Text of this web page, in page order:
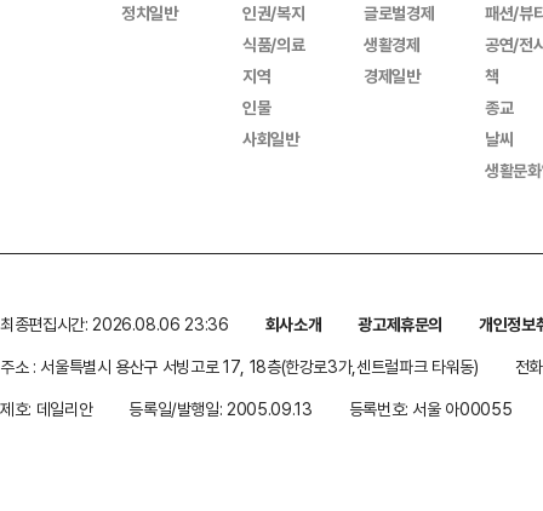
정치일반
인권/복지
식품/의료
지역
인물
사회일반
글로벌경제
생활경제
경제일반
패션/뷰
공연/전
책
종교
날씨
생활문
최종편집시간: 2026.08.06 23:36 회사소개 광고제휴문의
개인정보
주소 : 서울특별시 용산구 서빙고로 17, 18층(한강로3가,센트럴파크 타워동)
전
제호: 데일리안
등록일/발행일: 2005.09.13 등록번호: 서울 아00055